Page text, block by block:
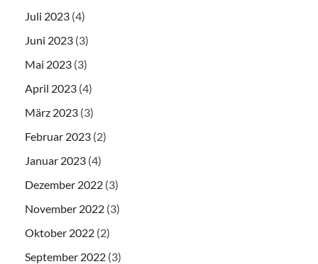
Juli 2023 (4)
Juni 2023 (3)
Mai 2023 (3)
April 2023 (4)
März 2023 (3)
Februar 2023 (2)
Januar 2023 (4)
Dezember 2022 (3)
November 2022 (3)
Oktober 2022 (2)
September 2022 (3)